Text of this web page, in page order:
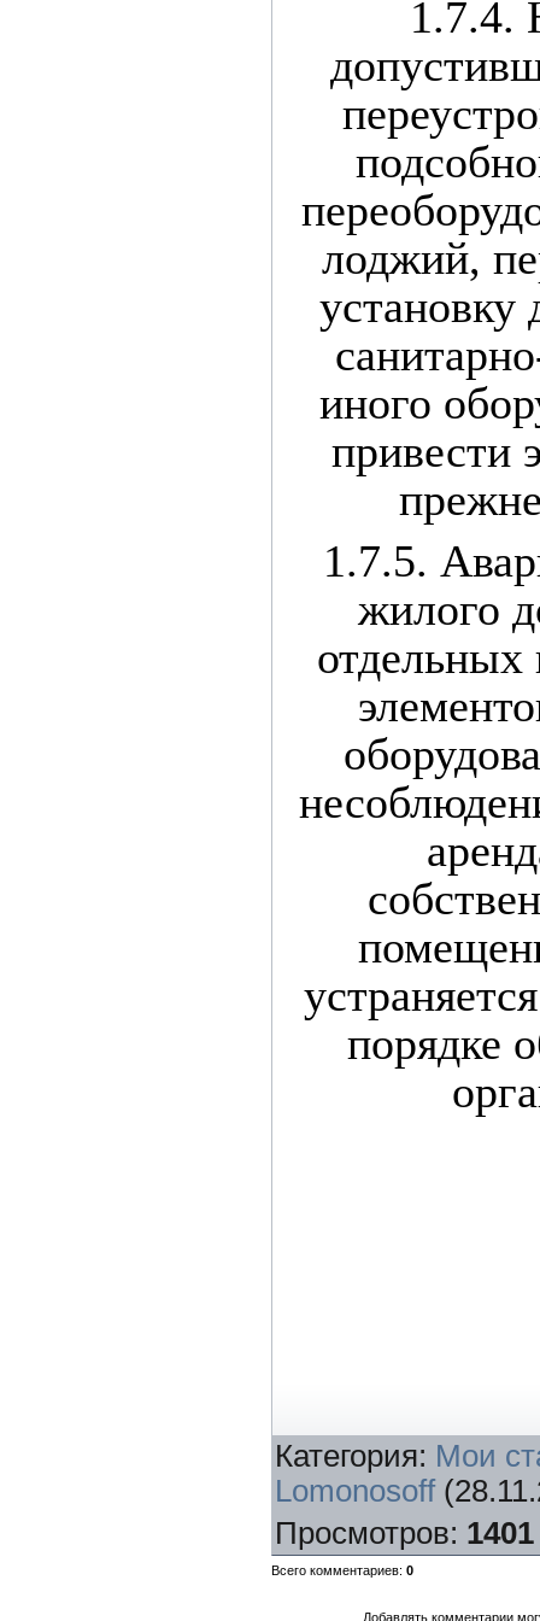
1.7.4.
лоджий,
установку
иного
привести
1.7.5.
жилого
отдельных
порядке
Категория: Мои
Lomonosoff
Просмотров: 1401
Всего комментариев: 0
Добавлять комментарии